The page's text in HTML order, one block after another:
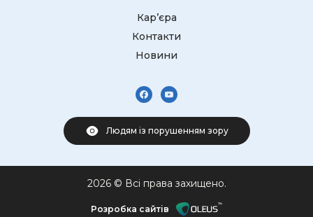
Кар’єра
Контакти
Новини
Людям із порушенням зору
2026 © Всі права захищено.
Розробка сайтів